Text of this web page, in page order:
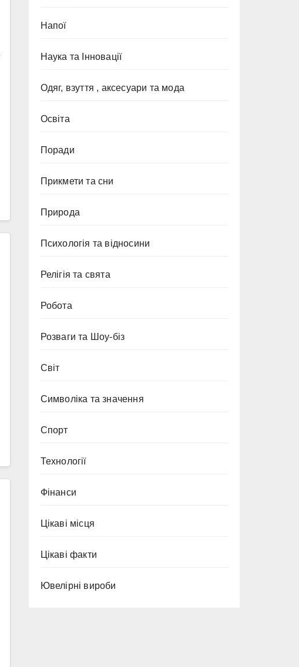
Напої
Наука та Інновації
Одяг, взуття , аксесуари та мода
Освіта
Поради
Прикмети та сни
Природа
Психологія та відносини
Релігія та свята
Робота
Розваги та Шоу-біз
Світ
Символіка та значення
Спорт
Технології
Фінанси
Цікаві місця
Цікаві факти
Ювелірні вироби